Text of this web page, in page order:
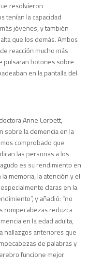
resolvieron
tenían la capacidad
jóvenes, y también
que los demás. Ambos
reacción mucho más
pulsaran botones sobre
en la pantalla del
Anne Corbett,
sobre la demencia en la
comprobado que
las personas a los
es su rendimiento en
memoria, la atención y el
claras en la
y añadió: “no
rompecabezas reduzca
en la edad adulta,
hallazgos anteriores que
de palabras y
funcione mejor